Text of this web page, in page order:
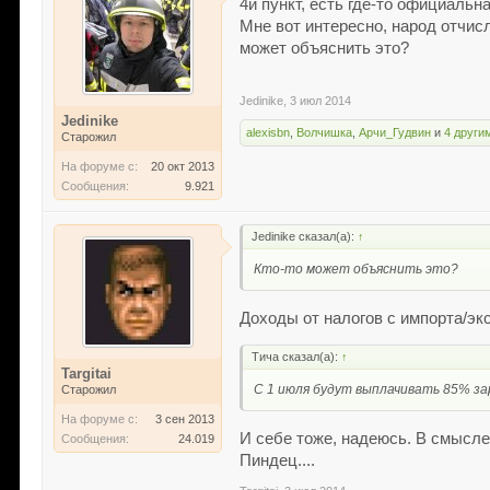
Jedinike
Старожил
На форуме с:
20 окт 2013
Сообщения:
9.921
4й пункт, есть где-то
Мне вот интересно, народ
может объяснить это?
Jedinike 3 июл 2014
alexisbn Волчишка ,Арчи_Гудвин и4
Targitai
Старожил
На форуме с:
3 сен 2013
Сообщения:
24.019
Jedinike сказал(а): ↑
Кто-то может объяснить это?
Доходы от налогов с импорта/
Тича сказал(а): ↑
С 1 июля будут выплачивать 85%
И себе тоже, надеюсь. В
Пиндец....